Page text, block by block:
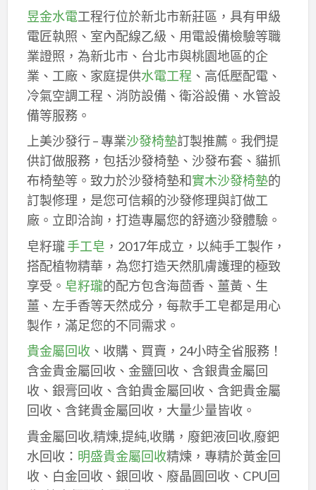
昱金水電工程行位於新北市新莊區，具有甲級
電匠執照、室內配線乙級、用電設備檢驗等職
業證照，為新北市、台北市與桃園地區的企
業、工廠、家庭提供水電工程 、高低壓配電、
冷氣空調工程、消防設備、衛浴設備、水管設
備等服務。
上美沙發行 – 專業沙發椅墊訂製推薦。我們提
供訂做服務，包括沙發椅墊、沙發布套、貓抓
布椅墊等。致力於沙發椅墊和實木沙發椅墊的
訂製修理，是您可信賴的沙發修理與訂做工
廠。立即洽詢，打造專屬您的舒適沙發體驗。
皂籽瓏手工皂 ，2017年成立，以純手工製作，
搭配植物精華，為您打造天然肌膚護理的極致
享受。 皂籽瓏的配方包含海茴香、薑黃、生
薑、左手香等天然成分，每款手工皂都是用心
製作，滿足您的不同需求。
貴金屬回收、收購、買賣，24小時全省服務！
含金貴金屬回收、金鹽回收、含銀貴金屬回
收、銀膏回收、含鉑貴金屬回收、含鈀貴金屬
回收、含銠貴金屬回收，大量少量皆收。
貴金屬回收,精煉,提純,收購，廢鈀液回收,廢鈀
水回收： 明盛貴金屬回收精煉，專精於黃金回
收、白金回收、銀回收、廢晶圓回收、CPU回